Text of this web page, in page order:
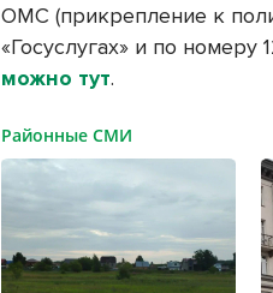
ОМС (прикрепление к
«Госуслугах» и по
можно тут.
Районные СМИ